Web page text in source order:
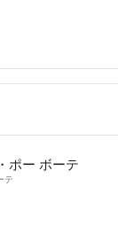
ポー ボーテ
テ